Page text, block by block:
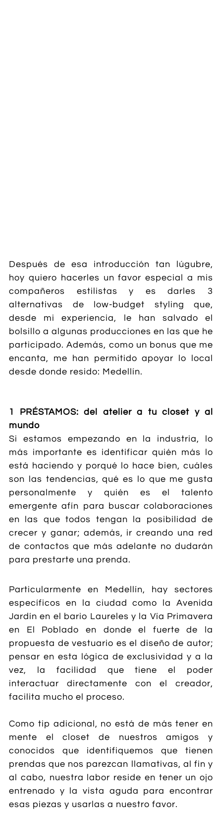
Después de esa introducción tan lúgubre,
hoy quiero hacerles un favor especial a mis
compañeros estilistas y es darles 3
alternativas de low-budget styling que,
desde mi experiencia, le han salvado el
bolsillo a algunas producciones en las que he
participado. Además, como un bonus que me
encanta, me han permitido apoyar lo local
desde donde resido: Medellín.
1 PRÉSTAMOS: del atelier a tu closet y al
mundo
Si estamos empezando en la industria, lo
más importante es identificar quién más lo
está haciendo y porqué lo hace bien, cuáles
son las tendencias, qué es lo que me gusta
personalmente y quién es el talento
emergente afín para buscar colaboraciones
en las que todos tengan la posibilidad de
crecer y ganar; además, ir creando una red
de contactos que más adelante no dudarán
para prestarte una prenda.
Particularmente en Medellín, hay sectores
específicos en la ciudad como la Avenida
Jardín en el bario Laureles y la Vía Primavera
en El Poblado en donde el fuerte de la
propuesta de vestuario es el diseño de autor;
pensar en esta lógica de exclusividad y a la
vez, la facilidad que tiene el poder
interactuar directamente con el creador,
facilita mucho el proceso.
Como tip adicional, no está de más tener en
mente el closet de nuestros amigos y
conocidos que identifiquemos que tienen
prendas que nos parezcan llamativas, al fin y
al cabo, nuestra labor reside en tener un ojo
entrenado y la vista aguda para encontrar
esas piezas y usarlas a nuestro favor.